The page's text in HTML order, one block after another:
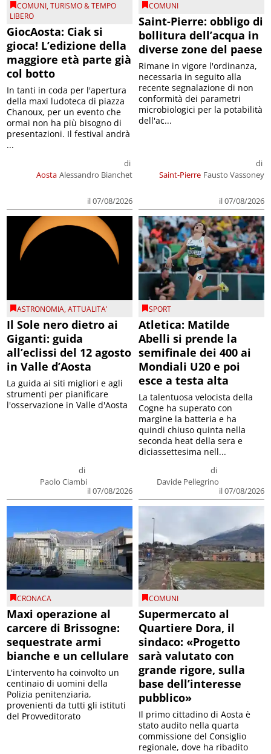
COMUNI,TURISMO & TEMPO
LIBERO
GiocAosta: Ciak si
gioca! L’edizione della
maggiore età parte già
col botto
Aosta
di
Alessandro Bianchet
il 07/08/2026
In tanti in coda per l'apertura
della maxi ludoteca di piazza
Chanoux, per un evento che
ormai non ha più bisogno di
presentazioni. Il festival andrà
...
COMUNI
Saint-Pierre: obbligo di
bollitura dell’acqua in
diverse zone del paese
Saint-Pierre
di
Fausto Vassoney
il 07/08/2026
Rimane in vigore l'ordinanza,
necessaria in seguito alla
recente segnalazione di non
conformità dei parametri
microbiologici per la potabilità
dell'ac...
ASTRONOMIA,ATTUALITA'
Il Sole nero dietro ai
Giganti: guida
all’eclissi del 12 agosto
in Valle d’Aosta
di
Paolo Ciambi
il 07/08/2026
La guida ai siti migliori e agli
strumenti per pianificare
l'osservazione in Valle d'Aosta
SPORT
Atletica: Matilde
Abelli si prende la
semifinale dei 400 ai
Mondiali U20 e poi
esce a testa alta
di
Davide Pellegrino
il 07/08/2026
La talentuosa velocista della
Cogne ha superato con
margine la batteria e ha
quindi chiuso quinta nella
seconda heat della sera e
diciassettesima nell...
CRONACA
Maxi operazione al
carcere di Brissogne:
sequestrate armi
bianche e un cellulare
L'intervento ha coinvolto un
centinaio di uomini della
Polizia penitenziaria,
provenienti da tutti gli istituti
del Provveditorato
COMUNI
Supermercato al
Quartiere Dora, il
sindaco: «Progetto
sarà valutato con
grande rigore, sulla
base dell’interesse
pubblico»
Il primo cittadino di Aosta è
stato audito nella quarta
commissione del Consiglio
regionale, dove ha ribadito